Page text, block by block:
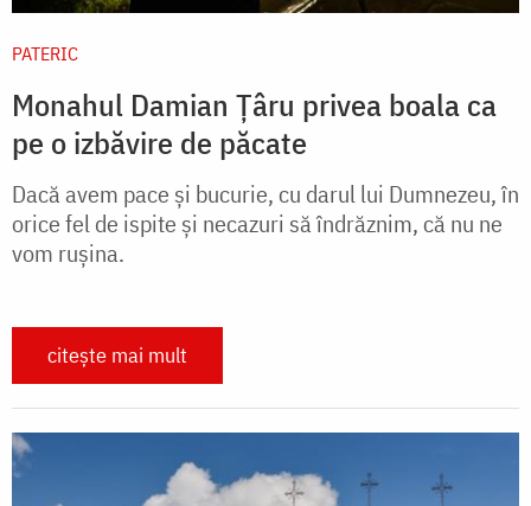
PATERIC
Monahul Damian Țâru privea boala ca
pe o izbăvire de păcate
Dacă avem pace și bucurie, cu darul lui Dumnezeu, în
orice fel de ispite și necazuri să îndrăznim, că nu ne
vom rușina.
citește mai mult